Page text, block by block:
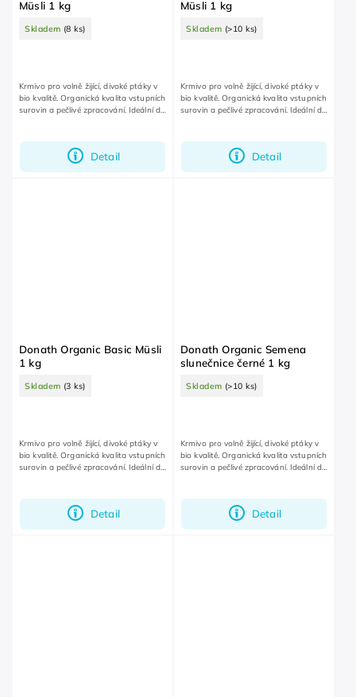
Müsli 1 kg
Skladem (8 ks)
Detail
Krmivo pro volně žijící, divoké ptáky v
bio kvalitě. Organická kvalita vstupních
surovin a pečlivé zpracování. Ideální do
Müsli 1 kg
Skladem (>10 ks)
Detail
Krmivo pro volně žijící, divoké ptáky v
bio kvalitě. Organická kvalita vstupních
surovin a pečlivé zpracování. Ideální do
Donath Organic Basic Müsli
1 kg
Skladem (3 ks)
Detail
Krmivo pro volně žijící, divoké ptáky v
bio kvalitě. Organická kvalita vstupních
surovin a pečlivé zpracování. Ideální do
Donath Organic Semena
slunečnice černé 1 kg
Skladem (>10 ks)
Detail
Krmivo pro volně žijící, divoké ptáky v
bio kvalitě. Organická kvalita vstupních
surovin a pečlivé zpracování. Ideální do